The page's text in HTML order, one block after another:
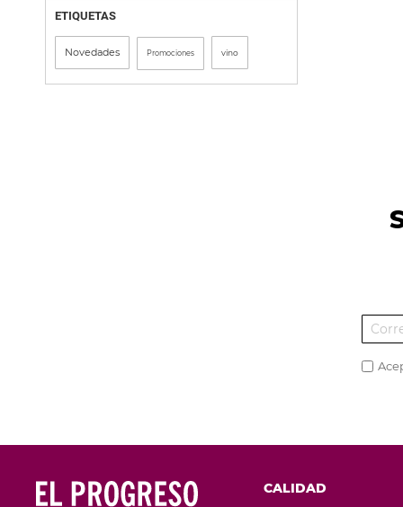
ETIQUETAS
Novedades Promociones vino
CALIDAD